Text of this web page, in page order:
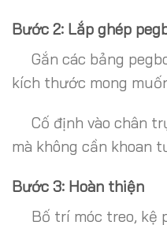
Bước 2: Lắp ghép
Gắn các bảng
kích thước mong
Cố định vào chân
mà không cần khoan
Bước 3: Hoàn thiện
Bố trí móc treo, kệ